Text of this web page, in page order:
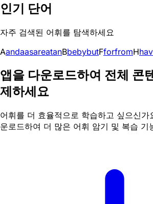
인기 단어
자주 검색된 어휘를 탐색하세요
AandaasareatanBbebybutFforfromH
앱을 다운로드하여 전체 콘
제하세요
어휘를 더 효율적으로 학습하고 싶으신
운로드하여 더 많은 어휘 암기 및 복습 기